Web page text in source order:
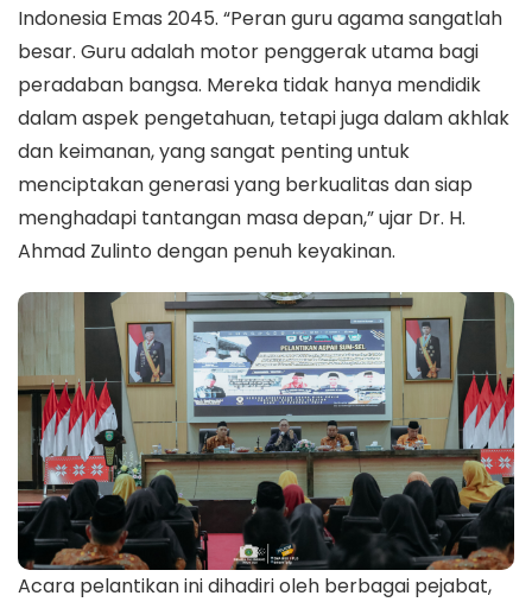
Indonesia Emas 2045. “Peran guru agama sangatlah
besar. Guru adalah motor penggerak utama bagi
peradaban bangsa. Mereka tidak hanya mendidik
dalam aspek pengetahuan, tetapi juga dalam akhlak
dan keimanan, yang sangat penting untuk
menciptakan generasi yang berkualitas dan siap
menghadapi tantangan masa depan,” ujar Dr. H.
Ahmad Zulinto dengan penuh keyakinan.
Acara pelantikan ini dihadiri oleh berbagai pejabat,